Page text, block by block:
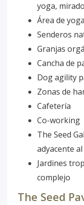
yoga,
Área de
Senderos
Granjas
Cancha de
Dog agility
Zonas de
Cafetería
Co-working
The Seed
adyacente
Jardines
complejo
The Seed